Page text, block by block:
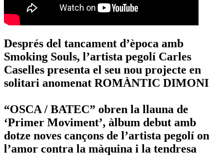
Després del tancament d’època amb
Smoking Souls, l’artista pegolí Carles
Caselles presenta el seu nou projecte en
solitari anomenat ROMÀNTIC DIMONI
“OSCA / BATEC” obren la llauna de
‘Primer Moviment’, àlbum debut amb
dotze noves cançons de l’artista pegolí on
l’amor contra la màquina i la tendresa